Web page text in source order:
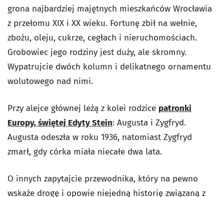
grona najbardziej majętnych mieszkańców Wrocławia
z przełomu XIX i XX wieku. Fortunę zbił na wełnie,
zbożu, oleju, cukrze, cegłach i nieruchomościach.
Grobowiec jego rodziny jest duży, ale skromny.
Wypatrujcie dwóch kolumn i delikatnego ornamentu
wolutowego nad nimi.
Przy alejce głównej leżą z kolei rodzice patronki
Europy, świętej Edyty Stein: Augusta i Zygfryd.
Augusta odeszła w roku 1936, natomiast Zygfryd
zmarł, gdy córka miała niecałe dwa lata.
O innych zapytajcie przewodnika, który na pewno
wskaże drogę i opowie niejedną historię związaną z